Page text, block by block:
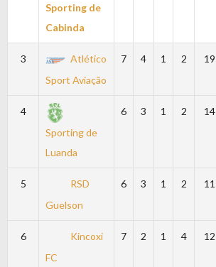
Sporting de
Cabinda
3
Atlético
Sport Aviação
7 4 1 2 19
4
Sporting de
Luanda
6 3 1 2 14
5
RSD
Guelson
6 3 1 2 11
6
Kincoxi
FC
7 2 1 4 12